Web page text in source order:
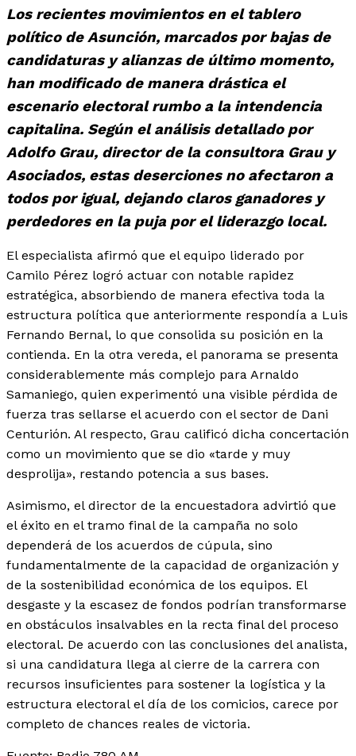
Los recientes movimientos en el tablero
político de Asunción, marcados por bajas de
candidaturas y alianzas de último momento,
han modificado de manera drástica el
escenario electoral rumbo a la intendencia
capitalina. Según el análisis detallado por
Adolfo Grau, director de la consultora Grau y
Asociados, estas deserciones no afectaron a
todos por igual, dejando claros ganadores y
perdedores en la puja por el liderazgo local.
El especialista afirmó que el equipo liderado por
Camilo Pérez logró actuar con notable rapidez
estratégica, absorbiendo de manera efectiva toda la
estructura política que anteriormente respondía a Luis
Fernando Bernal, lo que consolida su posición en la
contienda. En la otra vereda, el panorama se presenta
considerablemente más complejo para Arnaldo
Samaniego, quien experimentó una visible pérdida de
fuerza tras sellarse el acuerdo con el sector de Dani
Centurión. Al respecto, Grau calificó dicha concertación
como un movimiento que se dio «tarde y muy
desprolija», restando potencia a sus bases.
Asimismo, el director de la encuestadora advirtió que
el éxito en el tramo final de la campaña no solo
dependerá de los acuerdos de cúpula, sino
fundamentalmente de la capacidad de organización y
de la sostenibilidad económica de los equipos. El
desgaste y la escasez de fondos podrían transformarse
en obstáculos insalvables en la recta final del proceso
electoral. De acuerdo con las conclusiones del analista,
si una candidatura llega al cierre de la carrera con
recursos insuficientes para sostener la logística y la
estructura electoral el día de los comicios, carece por
completo de chances reales de victoria.